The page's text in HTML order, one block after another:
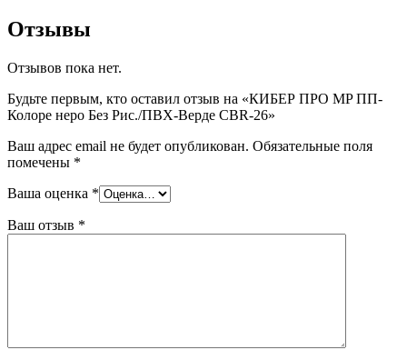
Отзывы
Отзывов пока нет.
Будьте первым, кто оставил отзыв на «КИБЕР ПРО MP ПП-
Колоре неро Без Рис./ПВХ-Верде CBR-26»
Ваш адрес email не будет опубликован. Обязательные поля
помечены *
Ваша оценка *
Ваш отзыв *